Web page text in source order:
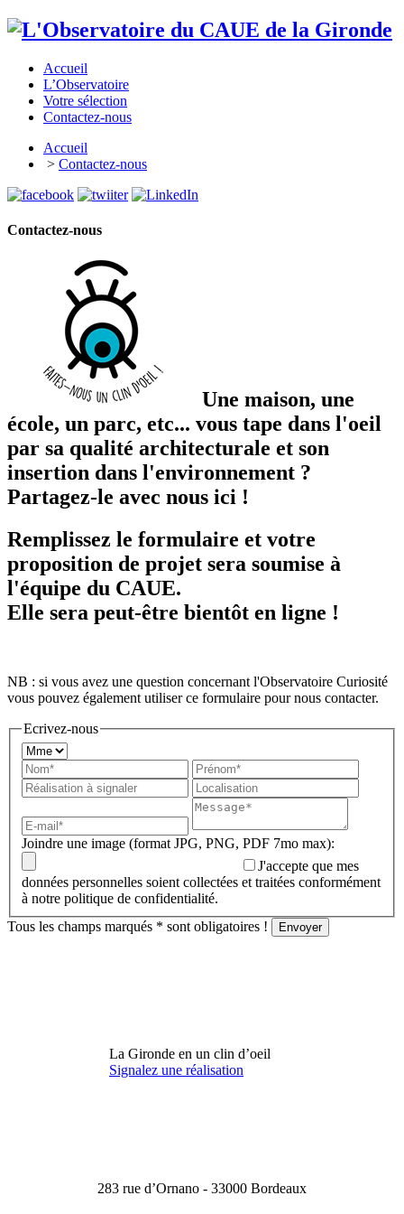
Accueil
L’Observatoire
Votre sélection
Contactez-nous
Accueil
> Contactez-nous
Contactez-nous
Une maison, une
école, un parc, etc... vous tape dans l'oeil
par sa qualité architecturale et son
insertion dans l'environnement ?
Partagez-le avec nous ici !
Remplissez le formulaire et votre
proposition de projet sera soumise à
l'équipe du CAUE.
Elle sera peut-être bientôt en ligne !
NB : si vous avez une question concernant l'Observatoire Curiosité
vous pouvez également utiliser ce formulaire pour nous contacter.
Ecrivez-nous
Joindre une image (format JPG, PNG, PDF 7mo max):
J'accepte que mes
données personnelles soient collectées et traitées conformément
à notre politique de confidentialité.
Tous les champs marqués * sont obligatoires !
La Gironde en un clin d’oeil
Signalez une réalisation
283 rue d’Ornano - 33000 Bordeaux